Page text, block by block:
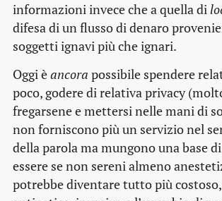
informazioni invece che a quella di
difesa di un flusso di denaro
soggetti ignavi più che ignari.
Oggi èancora possibile spendere
poco, godere di relativa privacy
fregarsene e mettersi nelle mani di
non forniscono più un servizio nel
della parola ma mungono una base
essere se non sereni almeno
potrebbe diventare tutto più